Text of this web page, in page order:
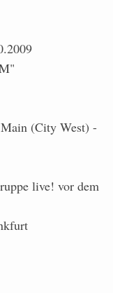
(City West) -
live! vor dem